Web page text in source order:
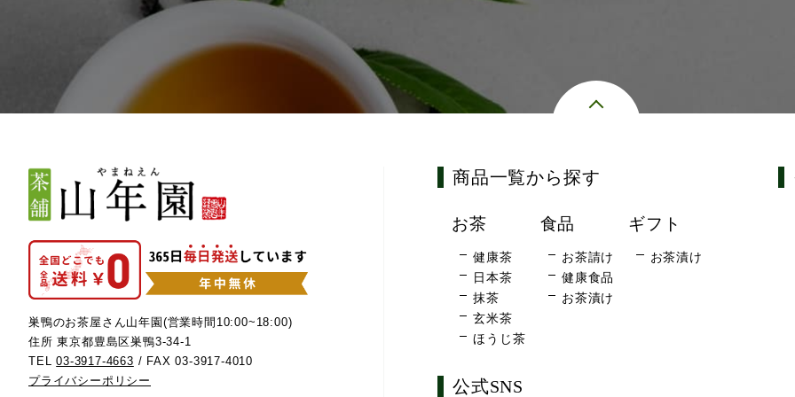
巣鴨のお茶屋さん山年園(営業時間10:00~18:00)
住所 東京都豊島区巣鴨3-34-1
TEL03-3917-4663 / FAX 03-3917-4010
プライバシーポリシー
商品一覧から探す
お茶
健康茶
日本茶
抹茶
玄米茶
ほうじ茶
食品
お茶請け
健康食品
お茶漬け
ギフト
お茶漬け
公式SNS